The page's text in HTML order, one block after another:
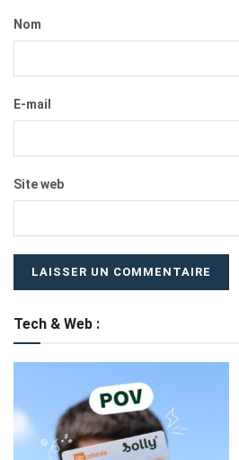
Nom
E-mail
Site web
Tech & Web :